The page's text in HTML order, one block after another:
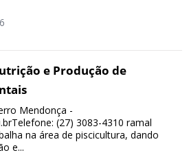
e Produção de
Mendonça -
(27) 3083-4310 ramal
na área de piscicultura, dando
e...